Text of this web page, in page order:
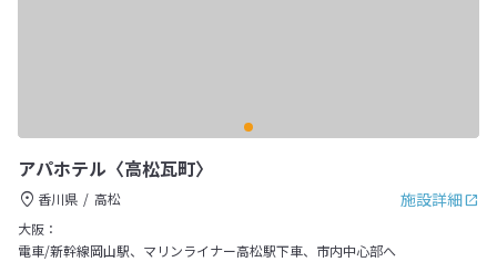
アパホテル〈高松瓦町〉
施設詳細
香川県
高松
大阪：
電車/新幹線岡山駅、マリンライナー高松駅下車、市内中心部へ